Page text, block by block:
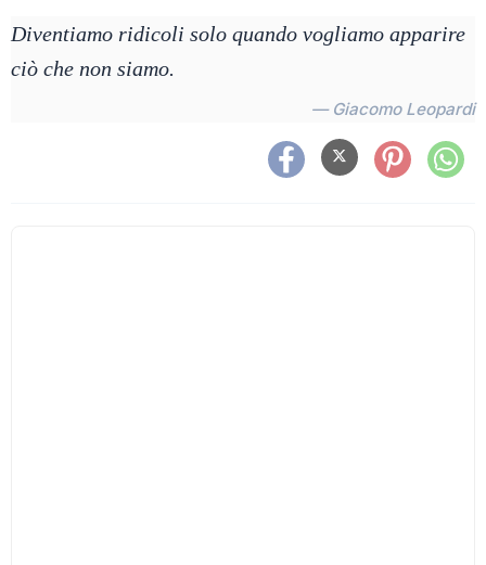
Diventiamo ridicoli solo quando vogliamo apparire
ciò che non siamo.
— Giacomo Leopardi